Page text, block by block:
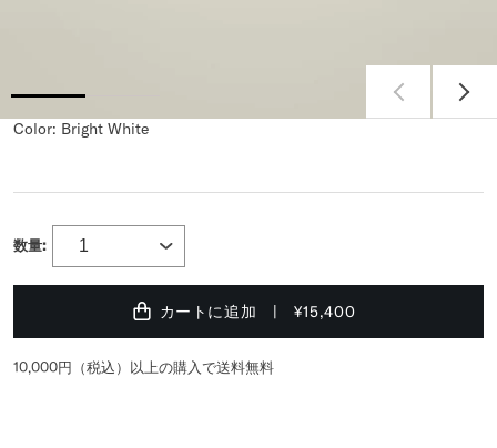
Color: Bright White
数量:
カートに追加 ¥15,400
10,000円（税込）以上の購入で送料無料